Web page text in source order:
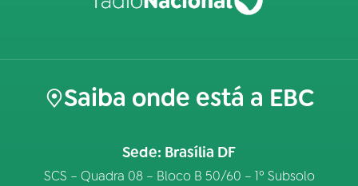
Saiba onde está a EBC
Sede: Brasília DF
SCS – Quadra 08 – Bloco B 50/60 – 1º Subsolo